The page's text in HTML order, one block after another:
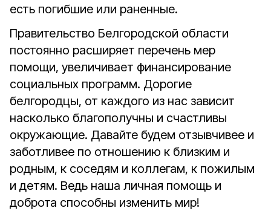
есть погибшие или раненные.
Правительство Белгородской области
постоянно расширяет перечень мер
помощи, увеличивает финансирование
социальных программ. Дорогие
белгородцы, от каждого из нас зависит
насколько благополучны и счастливы
окружающие. Давайте будем отзывчивее и
заботливее по отношению к близким и
родным, к соседям и коллегам, к пожилым
и детям. Ведь наша личная помощь и
доброта способны изменить мир!